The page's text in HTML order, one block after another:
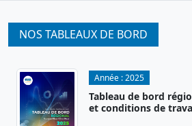
NOS TABLEAUX DE BORD
Année :2025
Tableau de bord
et conditions de